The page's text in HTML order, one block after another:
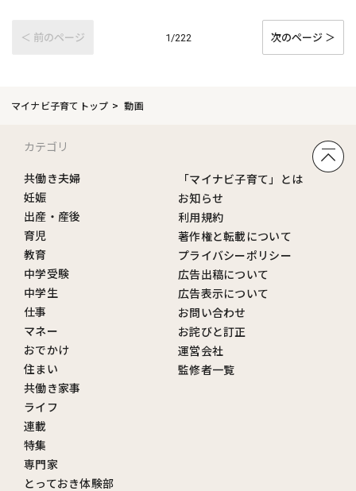
＜ 前のページ 1/222 次のページ ＞
マイナビ子育てトップ 動画
カテゴリ
共働き夫婦
妊娠
出産・産後
育児
教育
中学受験
中学生
仕事
マネー
おでかけ
住まい
共働き家事
ライフ
連載
特集
専門家
とっておき体験部
「マイナビ子育て」とは
お知らせ
利用規約
著作権と転載について
プライバシーポリシー
広告出稿について
広告表示について
お問い合わせ
お詫びと訂正
運営会社
監修者一覧